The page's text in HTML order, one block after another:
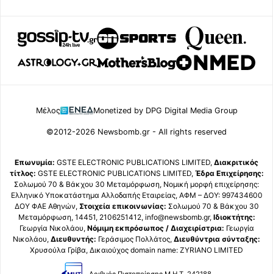
Μέλος Monetized by DPG Digital Media Group
©2012-2026 Newsbomb.gr - All rights reserved
Επωνυμία: GSTE ELECTRONIC PUBLICATIONS LIMITED, Διακριτικός
τίτλος: GSTE ELECTRONIC PUBLICATIONS LIMITED, Έδρα Επιχείρησης:
Σολωμού 70 & Βάκχου 30 Μεταμόρφωση, Νομική μορφή επιχείρησης:
Ελληνικό Υποκατάστημα Αλλοδαπής Εταιρείας, ΑΦΜ – ΔΟΥ: 997434600
ΔΟΥ ΦΑΕ Αθηνών, Στοιχεία επικοινωνίας: Σολωμού 70 & Βάκχου 30
Μεταμόρφωση, 14451, 2106251412, info@newsbomb.gr, Ιδιοκτήτης:
Γεωργία Νικολάου, Νόμιμη εκπρόσωπος / Διαχειρίστρια: Γεωργία
Νικολάου, Διευθυντής: Γεράσιμος Πολλάτος, Διευθύντρια σύνταξης:
Χρυσούλα Γρίβα, Δικαιούχος domain name: ZYRIANO LIMITED